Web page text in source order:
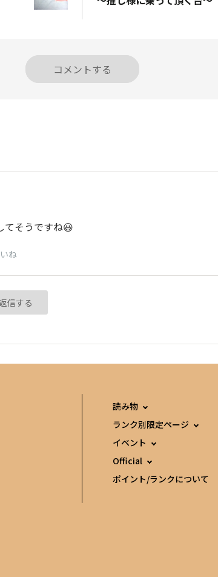
コメントする
てそうですね😃
ね
信する
読み物
ランク別限定ページ
イベント
Official
ポイント/ランクについて